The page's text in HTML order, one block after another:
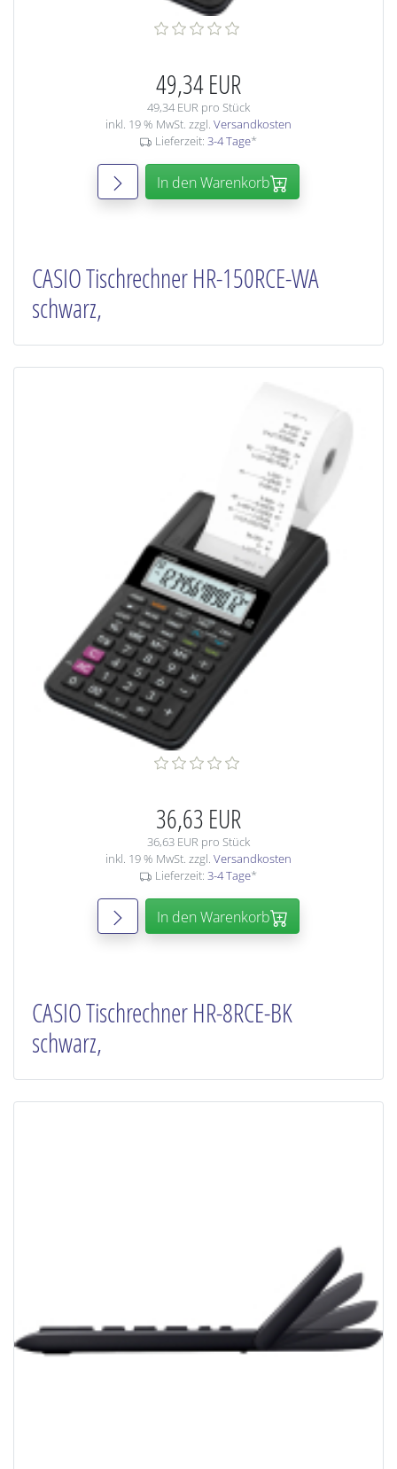
49,34 EUR
49,34 EUR pro Stück
inkl. 19 % MwSt. zzgl. Versandkosten
Lieferzeit: 3-4 Tage*
In den Warenkorb
CASIO Tischrechner HR-150RCE-WA
schwarz,
36,63 EUR
36,63 EUR pro Stück
inkl. 19 % MwSt. zzgl. Versandkosten
Lieferzeit: 3-4 Tage*
In den Warenkorb
CASIO Tischrechner HR-8RCE-BK
schwarz,